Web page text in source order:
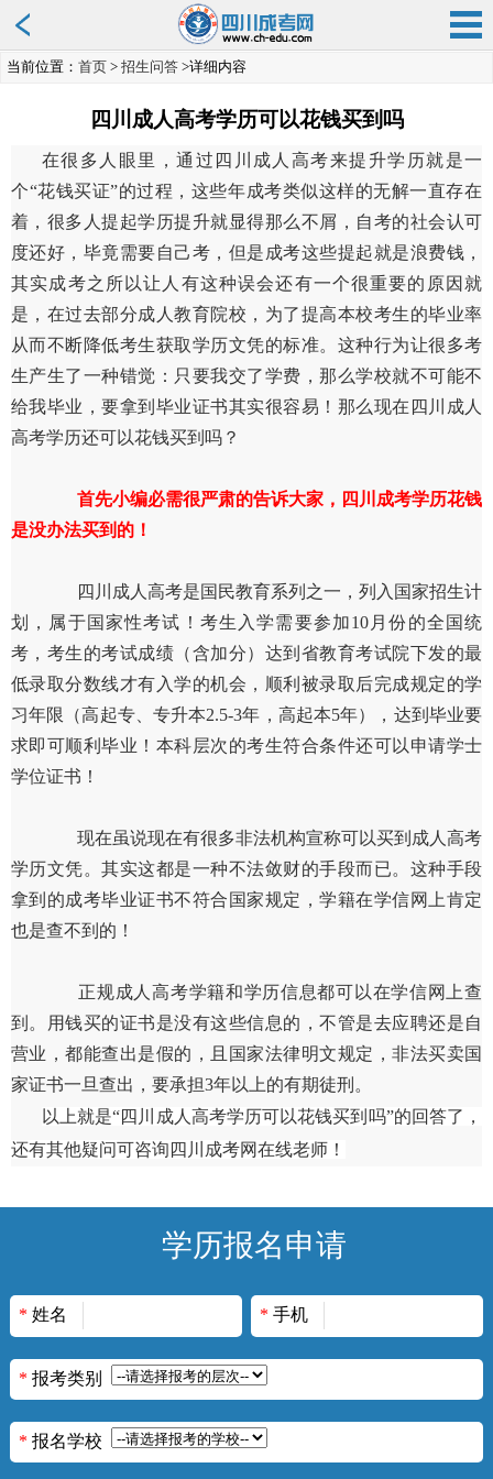
当前位置： 首页 > 招生问答 >详细内容
四川成人高考学历可以花钱买到吗
在很多人眼里，通过四川成人高考来提升学历就是一
个“花钱买证”的过程，这些年成考类似这样的无解一直存在
着，很多人提起学历提升就显得那么不屑，自考的社会认可
度还好，毕竟需要自己考，但是成考这些提起就是浪费钱，
其实成考之所以让人有这种误会还有一个很重要的原因就
是，在过去部分成人教育院校，为了提高本校考生的毕业率
从而不断降低考生获取学历文凭的标准。这种行为让很多考
生产生了一种错觉：只要我交了学费，那么学校就不可能不
给我毕业，要拿到毕业证书其实很容易！那么现在四川成人
高考学历还可以花钱买到吗？
首先小编必需很严肃的告诉大家，四川成考学历花钱
是没办法买到的！
四川成人高考是国民教育系列之一，列入国家招生计
划，属于国家性考试！考生入学需要参加10月份的全国统
考，考生的考试成绩（含加分）达到省教育考试院下发的最
低录取分数线才有入学的机会，顺利被录取后完成规定的学
习年限（高起专、专升本2.5-3年，高起本5年），达到毕业要
求即可顺利毕业！本科层次的考生符合条件还可以申请学士
学位证书！
现在虽说现在有很多非法机构宣称可以买到成人高考
学历文凭。其实这都是一种不法敛财的手段而已。这种手段
拿到的成考毕业证书不符合国家规定，学籍在学信网上肯定
也是查不到的！
正规成人高考学籍和学历信息都可以在学信网上查
到。用钱买的证书是没有这些信息的，不管是去应聘还是自
营业，都能查出是假的，且国家法律明文规定，非法买卖国
家证书一旦查出，要承担3年以上的有期徒刑。
以上就是“四川成人高考学历可以花钱买到吗”的回答了，
还有其他疑问可咨询四川成考网在线老师！
学历报名申请
* 姓名 * 手机
* 报考类别
* 报名学校